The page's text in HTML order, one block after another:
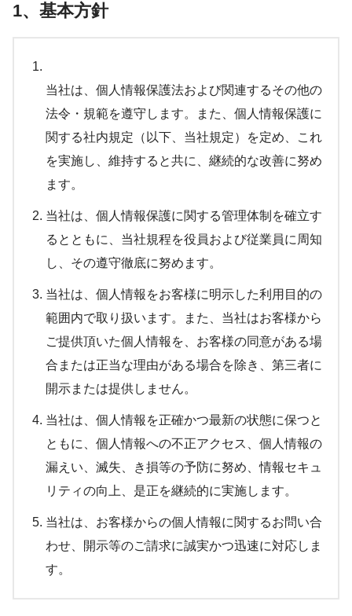
1、基本方針
当社は、個人情報保護法および関連するその他の
法令・規範を遵守します。また、個人情報保護に
関する社内規定（以下、当社規定）を定め、これ
を実施し、維持すると共に、継続的な改善に努め
ます。
当社は、個人情報保護に関する管理体制を確立す
るとともに、当社規程を役員および従業員に周知
し、その遵守徹底に努めます。
当社は、個人情報をお客様に明示した利用目的の
範囲内で取り扱います。また、当社はお客様から
ご提供頂いた個人情報を、お客様の同意がある場
合または正当な理由がある場合を除き、第三者に
開示または提供しません。
当社は、個人情報を正確かつ最新の状態に保つと
ともに、個人情報への不正アクセス、個人情報の
漏えい、滅失、き損等の予防に努め、情報セキュ
リティの向上、是正を継続的に実施します。
当社は、お客様からの個人情報に関するお問い合
わせ、開示等のご請求に誠実かつ迅速に対応しま
す。